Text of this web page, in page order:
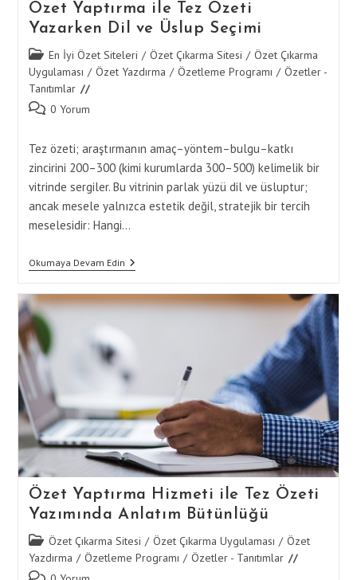
Özet Yaptırma ile Tez Özeti
Yazarken Dil ve Üslup Seçimi
Post
category:
En İyi Özet Siteleri / Özet Çıkarma Sitesi / Özet Çıkarma
Uygulaması / Özet Yazdırma / Özetleme Programı / Özetler -
Tanıtımlar
Post 0 Yorum
Tez özeti; araştırmanın amaç–yöntem–bulgu–katkı
zincirini 200–300 (kimi kurumlarda 300–500) kelimelik bir
vitrinde sergiler. Bu vitrinin parlak yüzü dil ve üsluptur;
ancak mesele yalnızca estetik değil, stratejik bir tercih
meselesidir: Hangi…
Okumaya Devam EdinÖzet
Yaptırma
Tez
Özeti
Üslup
Seçimi
Özet Yaptırma Hizmeti ile Tez Özeti
Yazımında Anlatım Bütünlüğü
Post
category:
Özet Çıkarma Sitesi / Özet Çıkarma Uygulaması / Özet
Yazdırma / Özetleme Programı / Özetler - Tanıtımlar